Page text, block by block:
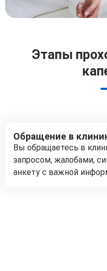
Этапы
Обращение в
Вы обращаетесь в
запросом, жалобами,
анкету с важной